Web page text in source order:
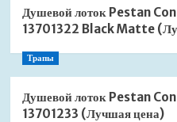
Душевой лоток Pestan
13701322 Black Matte
Трапы
Душевой лоток Pestan
13701233 (Лучшая цена)